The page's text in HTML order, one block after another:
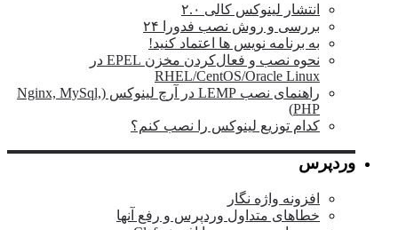
انتشار لینوکس کالی ۲.۰
بررسی و روش نصب فدورا ۲۴
به برنامه نویس ها اعتماد کنید!
نحوه نصب و فعال‌کردن مخزن EPEL در
RHEL/CentOS/Oracle Linux
راهنمای نصب LEMP در آرچ لینوکس (Nginx, MySql,
کدام توزیع لینوکس را نصب کنم؟
وردپرس
افزونه واژه نگار
خطاهای متداول وردپرس و رفع آنها